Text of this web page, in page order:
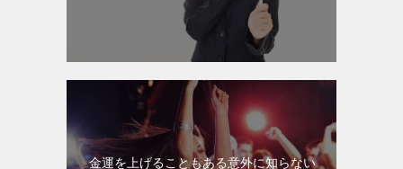
金運を上げることもある意外に知らない